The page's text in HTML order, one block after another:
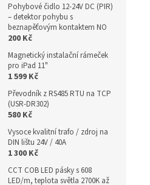
Pohybové čidlo 12-24V DC (PIR)
– detektor pohybu s
beznapěťovým kontaktem NO
200 Kč
Magnetický instalační rámeček
pro iPad 11"
1 599 Kč
Převodník z RS485 RTU na TCP
(USR-DR302)
580 Kč
Vysoce kvalitní trafo / zdroj na
DIN lištu 24V / 40A
1 300 Kč
CCT COB LED pásky s 608
LED/m, teplota světla 2700K až